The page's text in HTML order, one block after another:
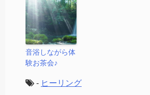
音浴しながら体
験お茶会♪
- ヒーリング